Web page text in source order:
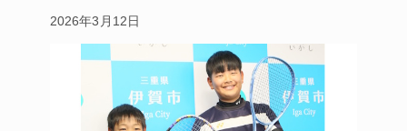
2026年3月12日